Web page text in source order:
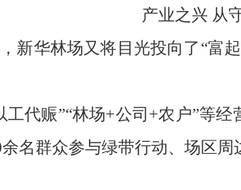
产业之兴 从
新华林场又将目光投向了“富
工代赈”“林场+公司+农户”等
名群众参与绿带行动、场区